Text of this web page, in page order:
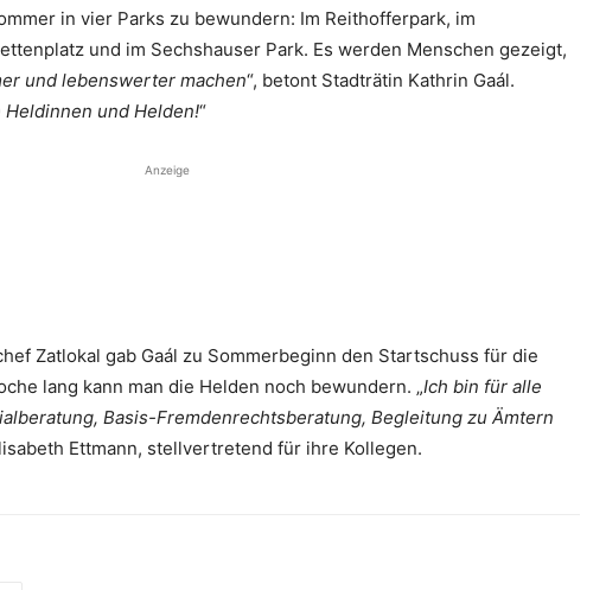
in vier Parks zu bewundern: Im Reithofferpark, im
und im Sechshauser Park. Es werden Menschen gezeigt,
und lebenswerter machen“, betont Stadträtin Kathrin Gaál.
und Helden!“
Anzeige
Zatlokal gab Gaál zu Sommerbeginn den Startschuss für die
lang kann man die Helden noch bewundern. „Ich bin für alle
Basis-Fremdenrechtsberatung, Begleitung zu Ämtern
Ettmann, stellvertretend für ihre Kollegen.